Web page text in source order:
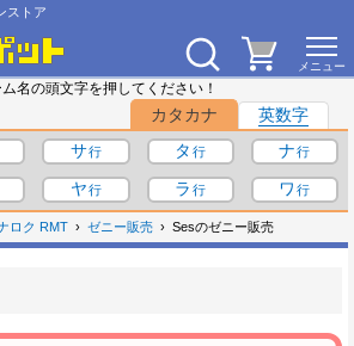
ストア
名の頭文字を押してください！
カタカナ
英数字
サ タ
ナ
ヤ ラ ワ
ロク RMT ゼニー販売 Sesのゼニー販売